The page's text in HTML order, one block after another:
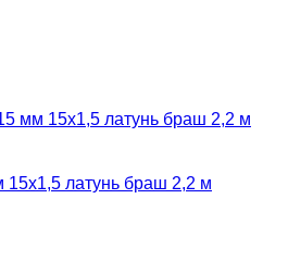
15х1,5 латунь браш 2,2 м